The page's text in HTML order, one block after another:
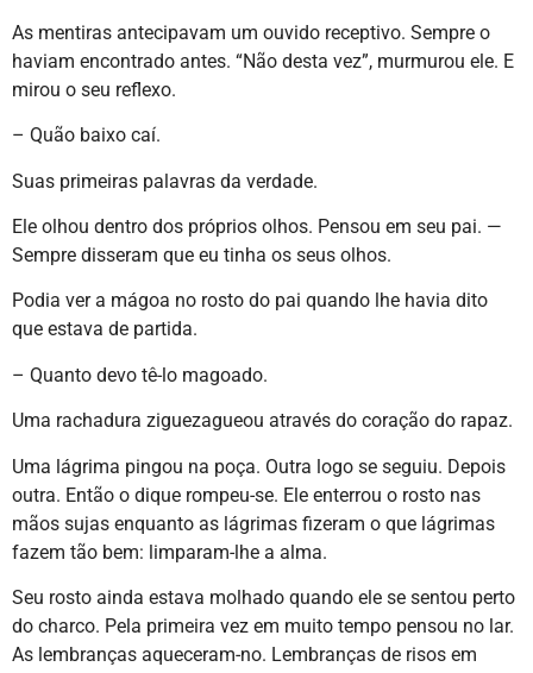
As mentiras antecipavam um ouvido receptivo. Sempre o
haviam encontrado antes. “Não desta vez”, murmurou ele. E
mirou o seu reflexo.
– Quão baixo caí.
Suas primeiras palavras da verdade.
Ele olhou dentro dos próprios olhos. Pensou em seu pai. —
Sempre disseram que eu tinha os seus olhos.
Podia ver a mágoa no rosto do pai quando lhe havia dito
que estava de partida.
– Quanto devo tê-lo magoado.
Uma rachadura ziguezagueou através do coração do rapaz.
Uma lágrima pingou na poça. Outra logo se seguiu. Depois
outra. Então o dique rompeu-se. Ele enterrou o rosto nas
mãos sujas enquanto as lágrimas fizeram o que lágrimas
fazem tão bem: limparam-lhe a alma.
Seu rosto ainda estava molhado quando ele se sentou perto
do charco. Pela primeira vez em muito tempo pensou no lar.
As lembranças aqueceram-no. Lembranças de risos em